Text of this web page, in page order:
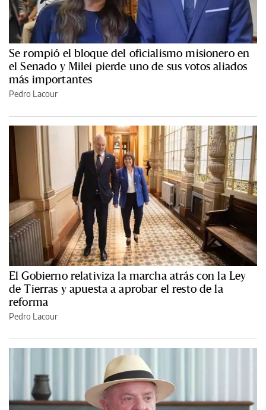
Se rompió el bloque del oficialismo misionero en
el Senado y Milei pierde uno de sus votos aliados
más importantes
Pedro Lacour
El Gobierno relativiza la marcha atrás con la Ley
de Tierras y apuesta a aprobar el resto de la
reforma
Pedro Lacour